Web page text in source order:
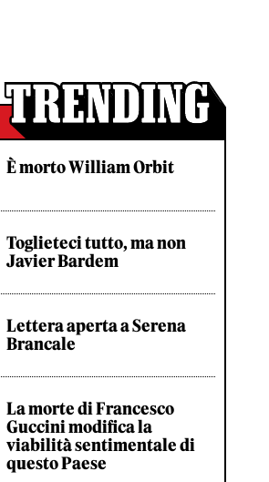
È morto William Orbit
Toglieteci tutto, ma non
Javier Bardem
Lettera aperta a Serena
Brancale
La morte di Francesco
Guccini modifica la
viabilità sentimentale di
questo Paese